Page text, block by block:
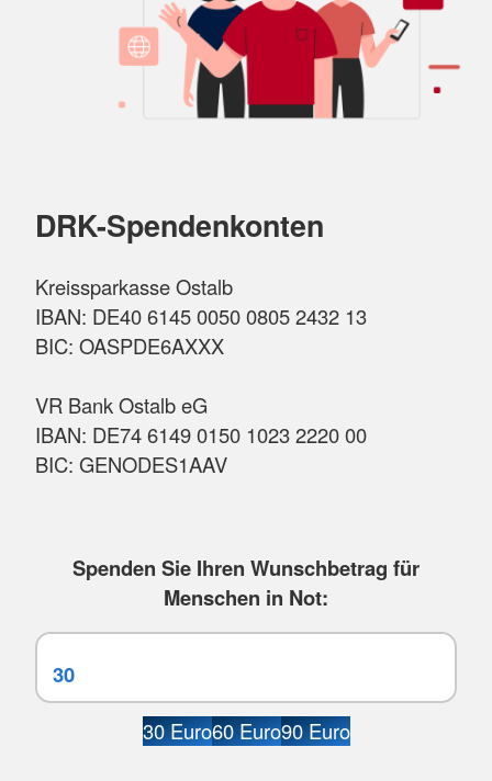
DRK-Spendenkonten
Kreissparkasse Ostalb
IBAN: DE40 6145 0050 0805 2432 13
BIC: OASPDE6AXXX
VR Bank Ostalb eG
IBAN: DE74 6149 0150 1023 2220 00
BIC: GENODES1AAV
Spenden Sie Ihren Wunschbetrag für
Menschen in Not:
30 Euro60 Euro90 Euro